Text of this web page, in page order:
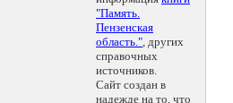
"Память.
Пензенская
область.", других
справочных
источников.
Сайт создан в
надежде на то, что